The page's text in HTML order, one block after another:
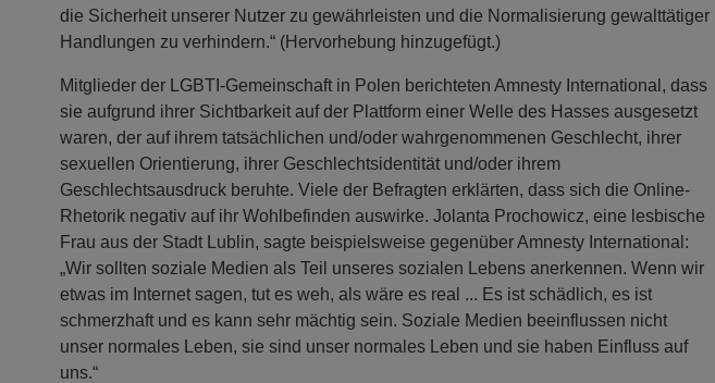
die Sicherheit unserer Nutzer zu gewährleisten und die Normalisierung gewalttätiger
Handlungen zu verhindern.“ (Hervorhebung hinzugefügt.)
Mitglieder der LGBTI-Gemeinschaft in Polen berichteten Amnesty International, dass
sie aufgrund ihrer Sichtbarkeit auf der Plattform einer Welle des Hasses ausgesetzt
waren, der auf ihrem tatsächlichen und/oder wahrgenommenen Geschlecht, ihrer
sexuellen Orientierung, ihrer Geschlechtsidentität und/oder ihrem
Geschlechtsausdruck beruhte. Viele der Befragten erklärten, dass sich die Online-
Rhetorik negativ auf ihr Wohlbefinden auswirke. Jolanta Prochowicz, eine lesbische
Frau aus der Stadt Lublin, sagte beispielsweise gegenüber Amnesty International:
„Wir sollten soziale Medien als Teil unseres sozialen Lebens anerkennen. Wenn wir
etwas im Internet sagen, tut es weh, als wäre es real ... Es ist schädlich, es ist
schmerzhaft und es kann sehr mächtig sein. Soziale Medien beeinflussen nicht
unser normales Leben, sie sind unser normales Leben und sie haben Einfluss auf
uns.“